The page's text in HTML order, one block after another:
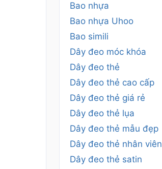
Bao nhựa
Bao nhựa Uhoo
Bao simili
Dây đeo móc khóa
Dây đeo thẻ
Dây đeo thẻ cao cấp
Dây đeo thẻ giá rẻ
Dây đeo thẻ lụa
Dây đeo thẻ mẫu đẹp
Dây đeo thẻ nhân viên
Dây đeo thẻ satin